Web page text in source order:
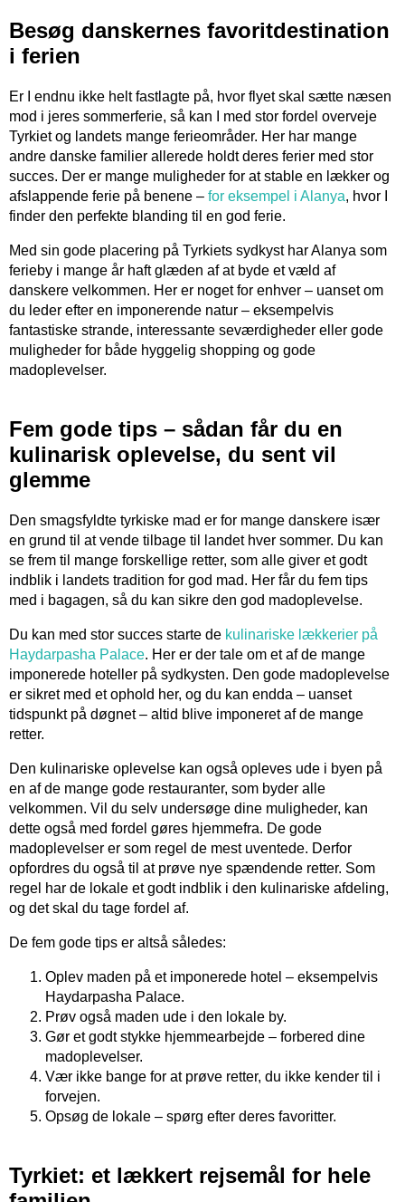
Besøg danskernes favoritdestination
i ferien
Er I endnu ikke helt fastlagte på, hvor flyet skal sætte næsen
mod i jeres sommerferie, så kan I med stor fordel overveje
Tyrkiet og landets mange ferieområder. Her har mange
andre danske familier allerede holdt deres ferier med stor
succes. Der er mange muligheder for at stable en lækker og
afslappende ferie på benene – for eksempel i Alanya, hvor I
finder den perfekte blanding til en god ferie.
Med sin gode placering på Tyrkiets sydkyst har Alanya som
ferieby i mange år haft glæden af at byde et væld af
danskere velkommen. Her er noget for enhver – uanset om
du leder efter en imponerende natur – eksempelvis
fantastiske strande, interessante seværdigheder eller gode
muligheder for både hyggelig shopping og gode
madoplevelser.
Fem gode tips – sådan får du en
kulinarisk oplevelse, du sent vil
glemme
Den smagsfyldte tyrkiske mad er for mange danskere især
en grund til at vende tilbage til landet hver sommer. Du kan
se frem til mange forskellige retter, som alle giver et godt
indblik i landets tradition for god mad. Her får du fem tips
med i bagagen, så du kan sikre den god madoplevelse.
Du kan med stor succes starte de kulinariske lækkerier på
Haydarpasha Palace. Her er der tale om et af de mange
imponerede hoteller på sydkysten. Den gode madoplevelse
er sikret med et ophold her, og du kan endda – uanset
tidspunkt på døgnet – altid blive imponeret af de mange
retter.
Den kulinariske oplevelse kan også opleves ude i byen på
en af de mange gode restauranter, som byder alle
velkommen. Vil du selv undersøge dine muligheder, kan
dette også med fordel gøres hjemmefra. De gode
madoplevelser er som regel de mest uventede. Derfor
opfordres du også til at prøve nye spændende retter. Som
regel har de lokale et godt indblik i den kulinariske afdeling,
og det skal du tage fordel af.
De fem gode tips er altså således:
Oplev maden på et imponerede hotel – eksempelvis
Haydarpasha Palace.
Prøv også maden ude i den lokale by.
Gør et godt stykke hjemmearbejde – forbered dine
madoplevelser.
Vær ikke bange for at prøve retter, du ikke kender til i
forvejen.
Opsøg de lokale – spørg efter deres favoritter.
Tyrkiet: et lækkert rejsemål for hele